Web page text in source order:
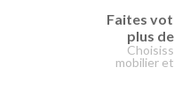
Faites
plus
mobilier